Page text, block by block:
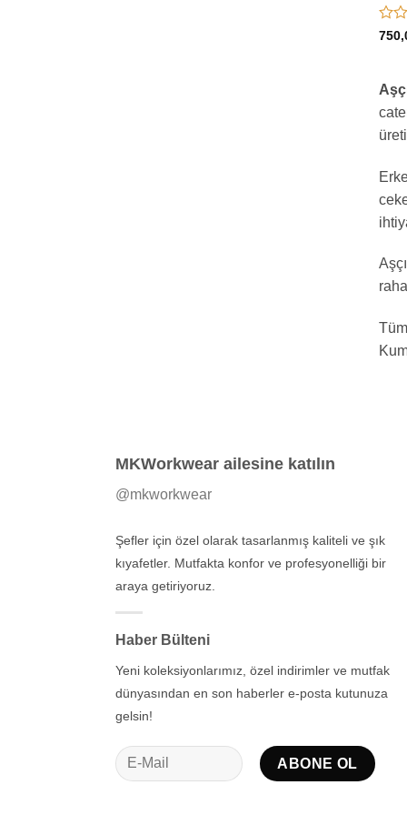
5
aldı
MKWorkwear ailesine katılın
@mkworkwear
Şefler için özel olarak tasarlanmış kaliteli ve şık
kıyafetler. Mutfakta konfor ve profesyonelliği bir
araya getiriyoruz.
Haber Bülteni
Yeni koleksiyonlarımız, özel indirimler ve mutfak
dünyasından en son haberler e-posta kutunuza
gelsin!